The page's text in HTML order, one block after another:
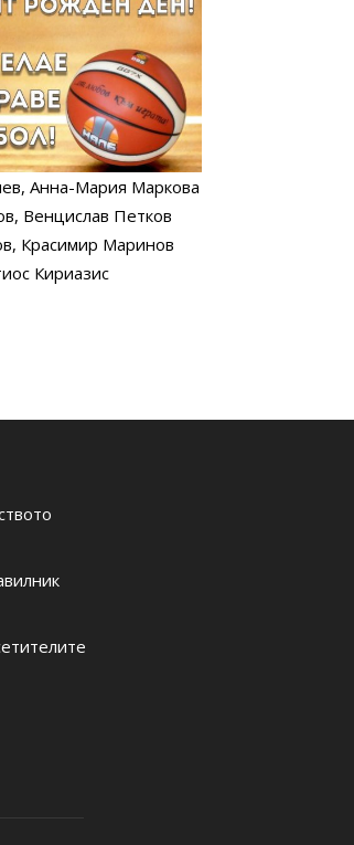
, Анна-Мария Маркова
, Венцислав Петков
, Красимир Маринов
Кириазис